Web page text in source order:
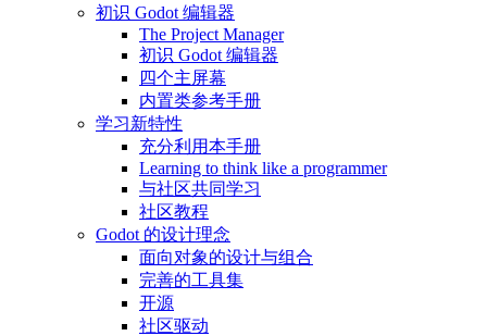
初识 Godot 编辑器
The Project Manager
初识 Godot 编辑器
四个主屏幕
内置类参考手册
学习新特性
充分利用本手册
Learning to think like a programmer
与社区共同学习
社区教程
Godot 的设计理念
面向对象的设计与组合
完善的工具集
开源
社区驱动